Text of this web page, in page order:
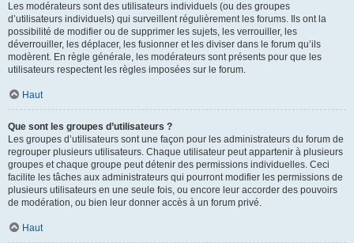
Les modérateurs sont des utilisateurs individuels (ou des groupes
d’utilisateurs individuels) qui surveillent régulièrement les forums. Ils ont la
possibilité de modifier ou de supprimer les sujets, les verrouiller, les
déverrouiller, les déplacer, les fusionner et les diviser dans le forum qu’ils
modèrent. En règle générale, les modérateurs sont présents pour que les
utilisateurs respectent les règles imposées sur le forum.
Haut
Que sont les groupes d’utilisateurs ?
Les groupes d’utilisateurs sont une façon pour les administrateurs du forum de
regrouper plusieurs utilisateurs. Chaque utilisateur peut appartenir à plusieurs
groupes et chaque groupe peut détenir des permissions individuelles. Ceci
facilite les tâches aux administrateurs qui pourront modifier les permissions de
plusieurs utilisateurs en une seule fois, ou encore leur accorder des pouvoirs
de modération, ou bien leur donner accès à un forum privé.
Haut